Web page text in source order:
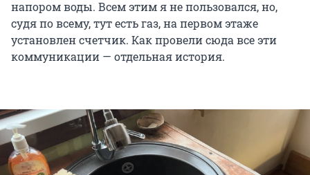
напором воды. Всем этим я не пользовался, но,
судя по всему, тут есть газ, на первом этаже
установлен счетчик. Как провели сюда все эти
коммуникации — отдельная история.